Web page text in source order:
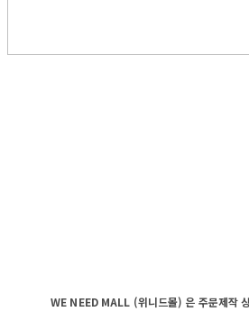
WE NEED MALL (위니드몰) 은 주문제작